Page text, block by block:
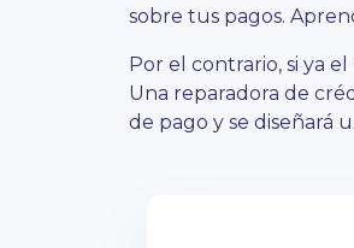
sobre tus pagos.
Por el contrario, si ya
Una reparadora de
de pago y se diseñará